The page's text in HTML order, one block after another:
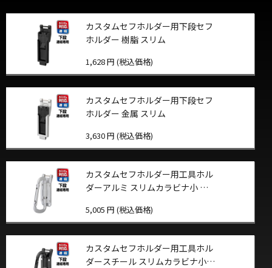
カスタムセフホルダー用下段セフ
ホルダー 樹脂 スリム
1,628 円 (税込価格)
カスタムセフホルダー用下段セフ
ホルダー 金属 スリム
3,630 円 (税込価格)
カスタムセフホルダー用工具ホル
ダーアルミ スリムカラビナ小 折
5,005 円 (税込価格)
カスタムセフホルダー用工具ホル
ダースチール スリムカラビナ小